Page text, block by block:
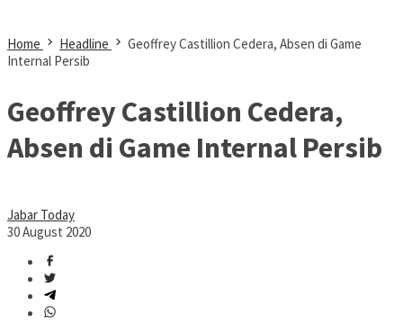
Home Headline
Geoffrey Castillion Cedera, Absen di Game
Internal Persib
Geoffrey Castillion Cedera,
Absen di Game Internal Persib
Jabar Today
30 August 2020